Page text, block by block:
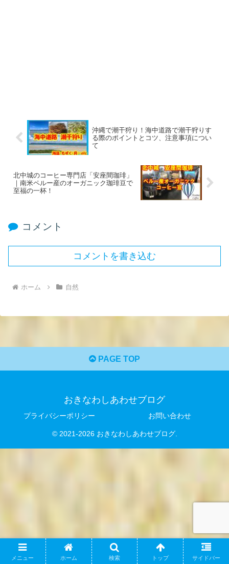
沖縄で潮干狩り！海中道路で潮干狩りす
る際のポイントとコツ、注意事項につい
て
北中城のコーヒー専門店「安座間珈琲」
｜南米ペルー産のオーガニック珈琲豆で
至福の一杯！
コメント
コメントを書き込む
ホーム 自然
PAGE TOP
おきなわしあわせブログ
プライバシーポリシー お問い合わせ
© 2021-2026 おきなわしあわせブログ.
メニュー ホーム 検索 トップ サイドバー